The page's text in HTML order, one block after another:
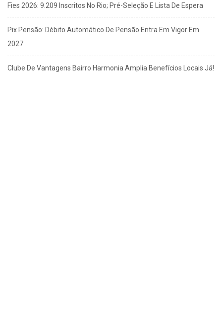
Fies 2026: 9.209 Inscritos No Rio; Pré-Seleção E Lista De Espera
Pix Pensão: Débito Automático De Pensão Entra Em Vigor Em
2027
Clube De Vantagens Bairro Harmonia Amplia Benefícios Locais Já!